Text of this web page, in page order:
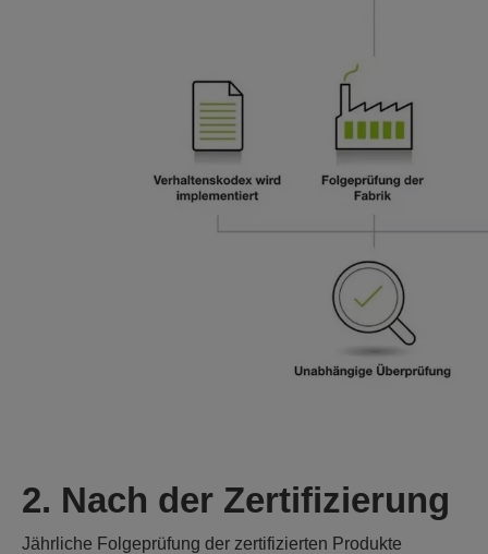
2. Nach der Zertifizierung
Jährliche Folgeprüfung der zertifizierten Produkte